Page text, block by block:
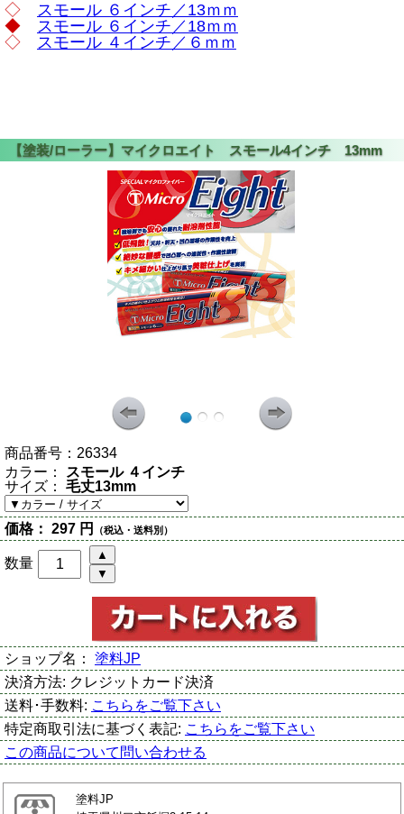
◇ スモール ６インチ／13ｍｍ
◆ スモール ６インチ／18ｍｍ
◇ スモール ４インチ／６ｍｍ
商品番号： 26334
カラー：
スモール ４インチ
サイズ：
毛丈13mm
価格： 297 円 （税込・送料別）
数量
ショップ名： 塗料JP
決済方法: クレジットカード決済
送料･手数料: こちらをご覧下さい
特定商取引法に基づく表記: こちらをご覧下さい
この商品について問い合わせる
塗料JP